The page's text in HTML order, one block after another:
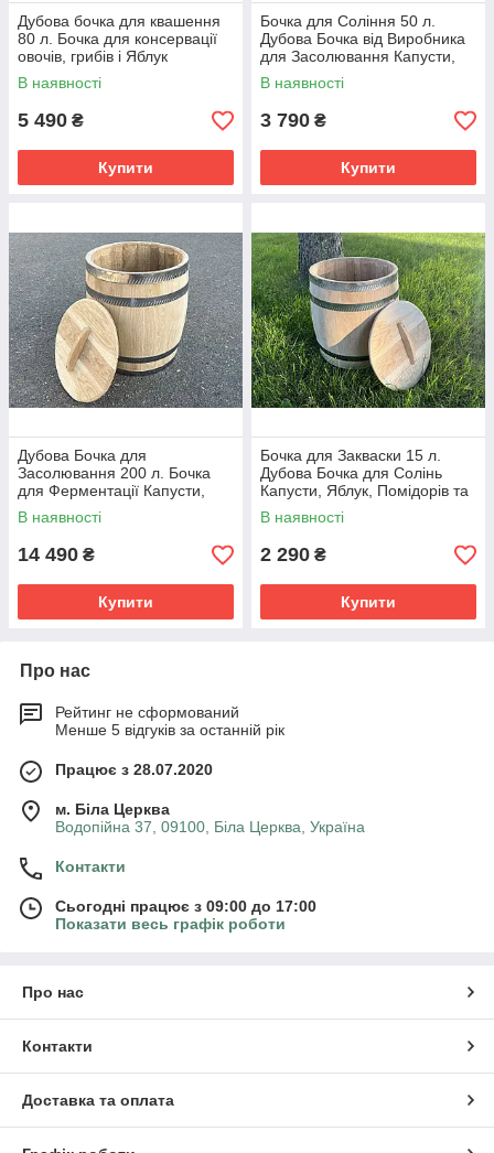
Дубова бочка для квашення
80 л. Бочка для консервації
овочів, грибів і Яблук
В наявності
5 490 ₴
Купити
Бочка для Соління 50 л.
Дубова Бочка від Виробника
для Засолювання Капусти,
Яблук, Огірків
В наявності
3 790 ₴
Купити
Дубова Бочка для
Засолювання 200 л. Бочка
для Ферментації Капусти,
Яблук, Моркви. Нержавіючі
Обручі
В наявності
14 490 ₴
Купити
Бочка для Закваски 15 л.
Дубова Бочка для Солінь
Капусти, Яблук, Помідорів та
Домашнього Квашення
В наявності
2 290 ₴
Купити
Про нас
Рейтинг не сформований
Менше 5 відгуків за останній рік
Працює з 28.07.2020
м. Біла Церква
Водопійна 37, 09100, Біла Церква, Україна
Контакти
Сьогодні працює з 09:00 до 17:00
Показати весь графік роботи
Про нас
Контакти
Доставка та оплата